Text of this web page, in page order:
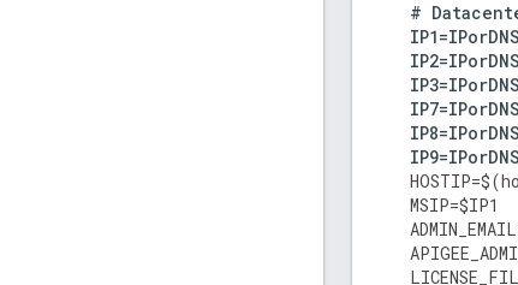
#
IP1=
IP2=
IP3=
IP7=
IP8=
IP9=
HOSTIP=$(
MSIP=$IP1
ADMIN_EMAIL